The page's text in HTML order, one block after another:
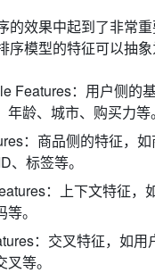
的效果中起到了非常
序模型的特征可以抽象
Features：用户侧的
年龄、城市、购买力等。
：商品侧的特征，
、标签等。
：上下文特征，
。
：交叉特征，如用
等。